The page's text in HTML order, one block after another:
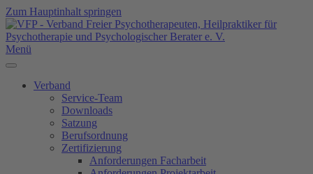
Zum Hauptinhalt springen
Menü
Verband
Service-Team
Downloads
Satzung
Berufsordnung
Zertifizierung
Anforderungen Facharbeit